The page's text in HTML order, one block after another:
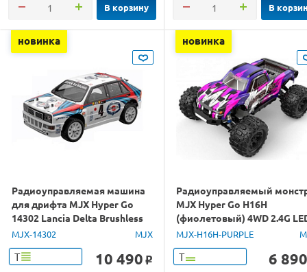
В корзину В
новинка
Радиоуправляемая машина
для дрифта MJX Hyper Go
14302 Lancia Delta Brushless
4WD 2.4G LED 1/14 RTR
MJX-14302 MJX
Т 10 490 o
новинка
Радиоуправляемый
MJX Hyper Go H16H
(фиолетовый) 4WD 2.4G
GPS 1/16 RTR
MJX-H16H-PURPLE
Т 6 890